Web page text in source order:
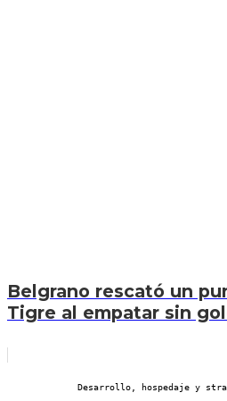
Belgrano rescató un
Tigre al empatar sin
Desarrollo, hospedaje y